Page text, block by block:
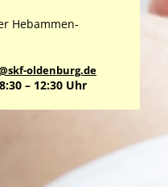
Hebammen-
oldenburg.de
– 12:30 Uhr